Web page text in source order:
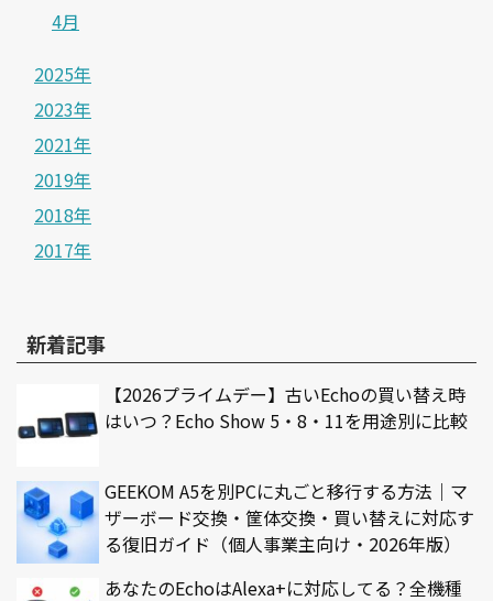
4月
2025年
2023年
2021年
2019年
2018年
2017年
新着記事
【2026プライムデー】古いEchoの買い替え時
はいつ？Echo Show 5・8・11を用途別に比較
GEEKOM A5を別PCに丸ごと移行する方法｜マ
ザーボード交換・筐体交換・買い替えに対応す
る復旧ガイド（個人事業主向け・2026年版）
あなたのEchoはAlexa+に対応してる？全機種